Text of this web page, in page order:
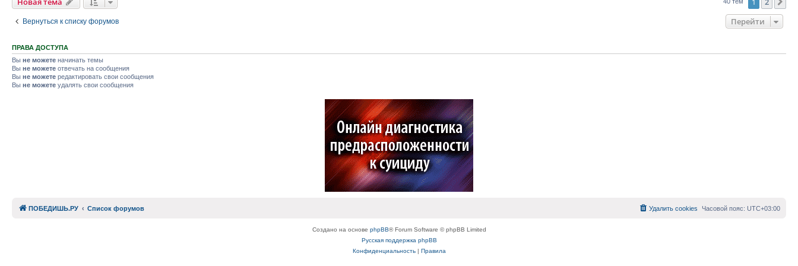
Вернуться к списку форумов Перейти
ПРАВА ДОСТУПА
Вы не можете начинать темы
Вы не можете отвечать на сообщения
Вы не можете редактировать свои сообщения
Вы не можете удалять свои сообщения
ПОБЕДИШЬ.РУ Список форумов Часовой пояс: UTC+03:00
Удалить cookies
Создано на основе phpBB® Forum Software © phpBB Limited
Русская поддержка phpBB
Конфиденциальность| Правила